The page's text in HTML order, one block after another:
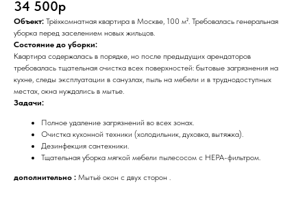
34 500р
Объект: Трёхкомнатная квартира в Москве, 100 м². Требовалась генеральная
уборка перед заселением новых жильцов.
Состояние до уборки:
Квартира содержалась в порядке, но после предыдущих арендаторов
требовалась тщательная очистка всех поверхностей: бытовые загрязнения на
кухне, следы эксплуатации в санузлах, пыль на мебели и в труднодоступных
местах, окна нуждались в мытье.
Задачи:
Полное удаление загрязнений во всех зонах.
Очистка кухонной техники (холодильник, духовка, вытяжка).
Дезинфекция сантехники.
Тщательная уборка мягкой мебели пылесосом с HEPA-фильтром.
дополнительно : Мытьё окон с двух сторон .